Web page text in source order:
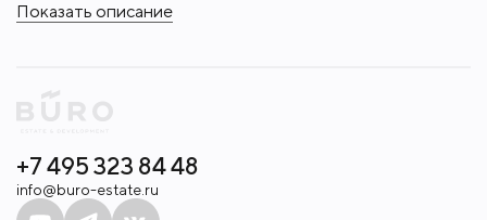
Показать описание
+7 495 323 84 48
info@buro-estate.ru